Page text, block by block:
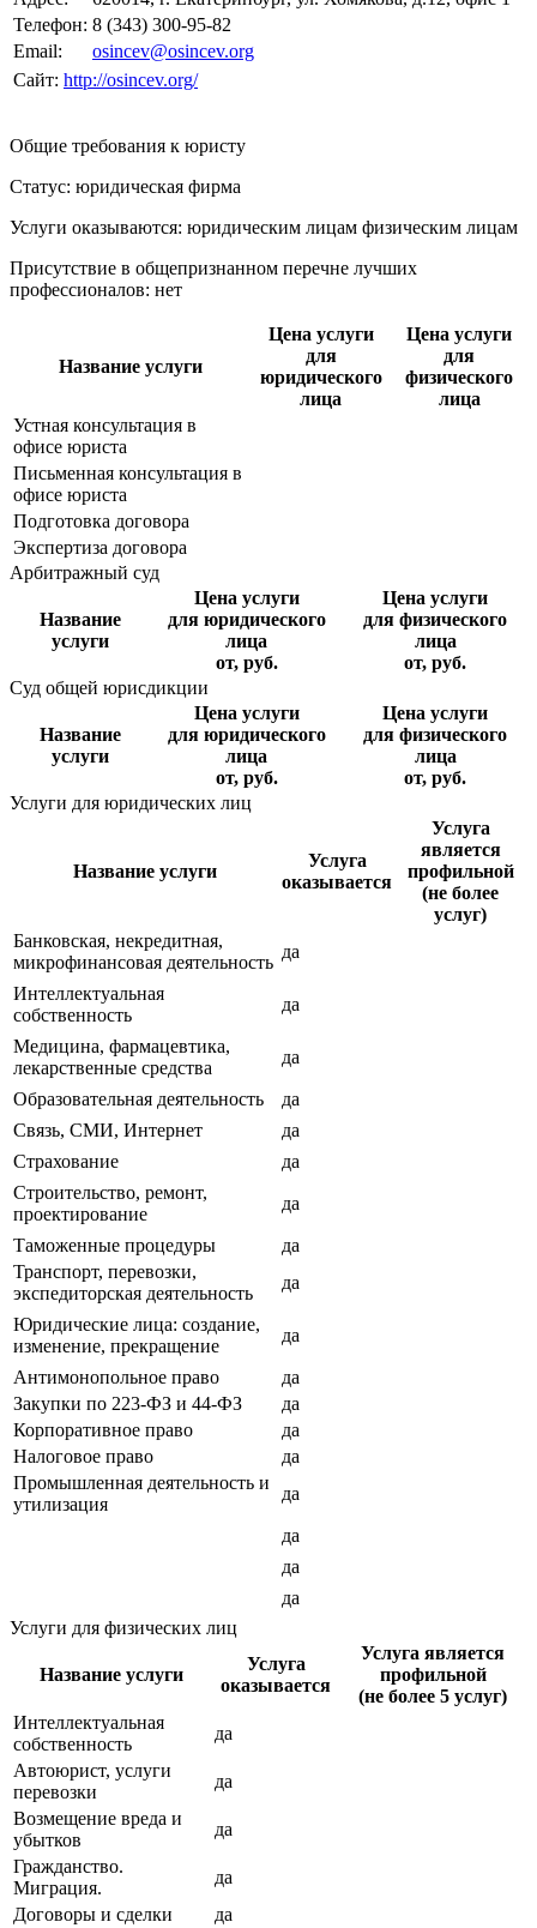
Телефон: 8 (343) 300-95-82
Email:
osincev@osincev.org
Сайт: http://osincev.org/
Общие требования к юристу
Статус: юридическая фирма
Услуги оказываются: юридическим лицам физическим лицам
Присутствие в общепризнанном перечне лучших
профессионалов: нет
Название услуги
Цена услуги
для
юридического
лица
Цена услуги
для
физического
лица
Устная консультация в
офисе юриста
Письменная консультация в
офисе юриста
Подготовка договора
Экспертиза договора
Арбитражный суд
Название
услуги
Цена услуги
для юридического
лица
от, руб.
Цена услуги
для физического
лица
от, руб.
Суд общей юрисдикции
Название
услуги
Цена услуги
для юридического
лица
от, руб.
Цена услуги
для физического
лица
от, руб.
Услуги для юридических лиц
Название услуги
Услуга
оказывается
Услуга
является
профильной
(не более
услуг)
Банковская, некредитная,
микрофинансовая деятельность
да
Интеллектуальная
собственность
да
Медицина, фармацевтика,
лекарственные средства
да
Образовательная деятельность
да
Связь, СМИ, Интернет
да
Страхование
да
Строительство, ремонт,
проектирование
да
Таможенные процедуры
да
Транспорт, перевозки,
экспедиторская деятельность
да
Юридические лица: создание,
изменение, прекращение
да
Антимонопольное право
да
Закупки по 223-ФЗ и 44-ФЗ
да
Корпоративное право
да
Налоговое право
да
Промышленная деятельность и
утилизация
да
да
да
да
Услуги для физических лиц
Название услуги
Услуга
оказывается
Услуга является
профильной
(не более 5 услуг)
Интеллектуальная
собственность
да
Автоюрист, услуги
перевозки
да
Возмещение вреда и
убытков
да
Гражданство.
Миграция.
да
Договоры и сделки
да